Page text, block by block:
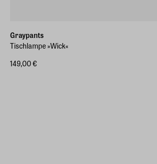
Graypants
Tischlampe »Wick«
149,00 €